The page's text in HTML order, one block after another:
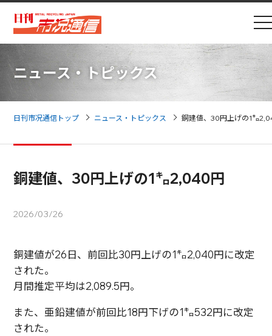
ニュース・トピックス
日刊市况通信トップ ニュース・トピックス 銅建値、30円上げの1㌔
銅建値、30円上げの1㌔2,040円
2026/03/26
銅建値が26日、前回比30円上げの1㌔2,040円に改定
された。
月間推定平均は2,089.5円。
また、亜鉛建値が前回比18円下げの1㌔532円に改定
された。